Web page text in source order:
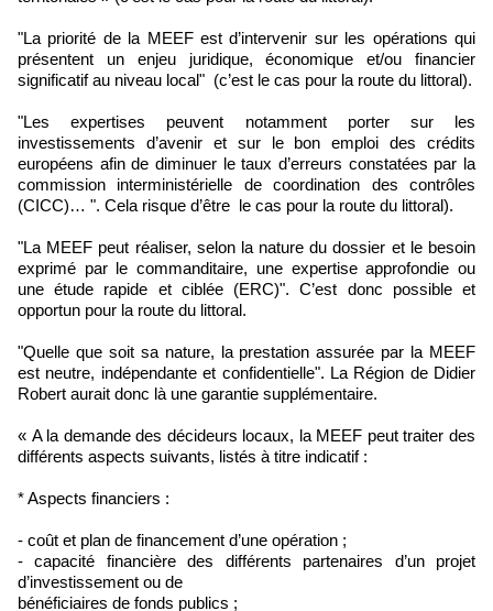
"La priorité de la MEEF est d’intervenir sur les opérations qui
présentent un enjeu juridique, économique et/ou financier
significatif au niveau local" (c’est le cas pour la route du littoral).
"Les expertises peuvent notamment porter sur les
investissements d’avenir et sur le bon emploi des crédits
européens afin de diminuer le taux d’erreurs constatées par la
commission interministérielle de coordination des contrôles
(CICC)… ". Cela risque d’être le cas pour la route du littoral).
"La MEEF peut réaliser, selon la nature du dossier et le besoin
exprimé par le commanditaire, une expertise approfondie ou
une étude rapide et ciblée (ERC)". C’est donc possible et
opportun pour la route du littoral.
"Quelle que soit sa nature, la prestation assurée par la MEEF
est neutre, indépendante et confidentielle". La Région de Didier
Robert aurait donc là une garantie supplémentaire.
« A la demande des décideurs locaux, la MEEF peut traiter des
différents aspects suivants, listés à titre indicatif :
* Aspects financiers :
- coût et plan de financement d’une opération ;
- capacité financière des différents partenaires d’un projet
d’investissement ou de
bénéficiaires de fonds publics ;